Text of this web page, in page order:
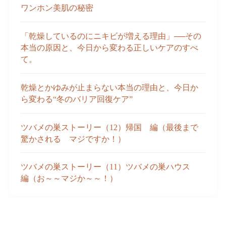
ワンホン美肌の秘密
「乾燥しているのにニキビが増える理由」──その
本当の原因と、今日から変わる正しいケアのすべ
て。
乾燥とかゆみが止まらない本当の理由と、今日か
ら変わる“冬のバリア回復ケア”
ツバメの巣ストーリー（12）帰国 編（最後まで
驚かされる マジですか！）
ツバメの巣ストーリー（11）ツバメの巣ハウス
編（お～～マジか～～！）